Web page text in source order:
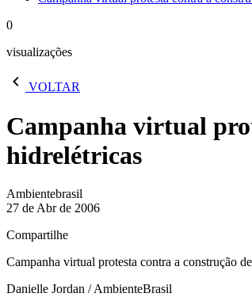
0
visualizações
VOLTAR
Campanha virtual
hidrelétricas
Ambientebrasil
27 de Abr de 2006
Compartilhe
Campanha virtual protesta contra a construção
Danielle Jordan / AmbienteBrasil